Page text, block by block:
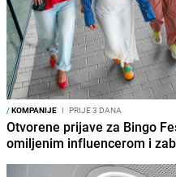
/KOMPANIJE I PRIJE 3 DANA
Otvorene prijave za Bingo
omiljenim influencerom i